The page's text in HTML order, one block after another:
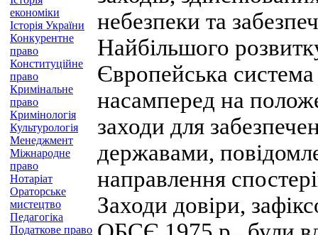
економіки
Історія України
Конкурентне
право
Конституційне
право
Кримінальне
право
Кримінологія
Культурологія
Менеджмент
Міжнародне
право
Нотаріат
Ораторське
мистецтво
Педагогіка
Податкове право
небезпеки та
Найбільшого
Європейська система
насамперед на
заходи для
державами,
направлення
Заходи довіри,